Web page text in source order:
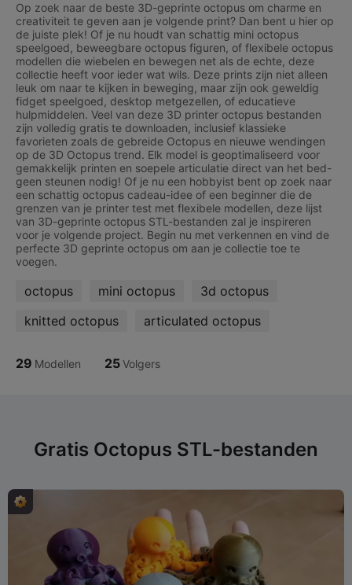
Op zoek naar de beste 3D-geprinte octopus om charme en
creativiteit te geven aan je volgende print? Dan bent u hier op
de juiste plek! Of je nu houdt van schattig mini octopus
speelgoed, beweegbare octopus figuren, of flexibele octopus
modellen die wiebelen en bewegen net als de echte, deze
collectie heeft voor ieder wat wils. Deze prints zijn niet alleen
leuk om naar te kijken in beweging, maar zijn ook geweldig
fidget speelgoed, desktop metgezellen, of educatieve
hulpmiddelen. Veel van deze 3D printer octopus bestanden
zijn volledig gratis te downloaden, inclusief klassieke
favorieten zoals de gebreide Octopus en nieuwe wendingen
op de 3D Octopus trend. Elk model is geoptimaliseerd voor
gemakkelijk printen en soepele articulatie direct van het bed-
geen steunen nodig! Of je nu een hobbyist bent op zoek naar
een schattig octopus cadeau-idee of een beginner die de
grenzen van je printer test met flexibele modellen, deze lijst
van 3D-geprinte octopus STL-bestanden zal je inspireren
voor je volgende project. Begin nu met verkennen en vind de
perfecte 3D geprinte octopus om aan je collectie toe te
octopus mini octopus
3d octopus
knitted octopus
articulated octopus
29 Modellen 25Volgers
Gratis Octopus STL-bestanden